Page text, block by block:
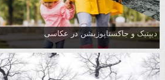
دیپتیک و جاکستا‌پوزیشن در عکاسی